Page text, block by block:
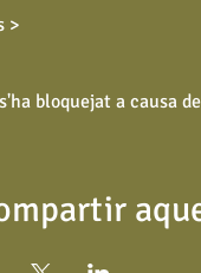
>
bloquejat a causa